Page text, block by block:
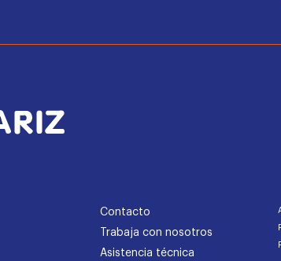
Contacto
Trabaja con nosotros
Asistencia técnica